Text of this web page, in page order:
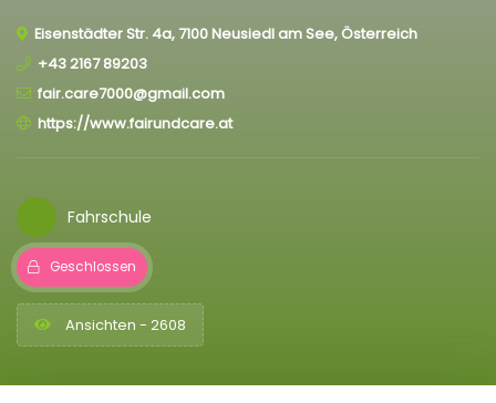
Eisenstädter Str. 4a, 7100 Neusiedl am See, Österreich
+43 2167 89203
fair.care7000@gmail.com
https://www.fairundcare.at
Fahrschule
Geschlossen
Ansichten - 2608